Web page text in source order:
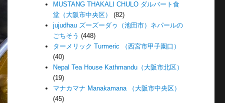
MUSTANG THAKALI CHULO ダルバート食
堂（大阪市中央区）
(82)
jujudhau ズーズーダゥ（池田市）ネパールの
ごちそう (448)
ターメリック Turmeric （西宮市甲子園口）
(40)
Nepal Tea House Kathmandu（大阪市北区）
(19)
マナカマナ Manakamana （大阪市中央区）
(45)